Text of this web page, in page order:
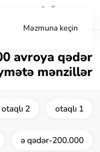
Məzmuna keçin
avroya qədər
mənzillər
1 otaqlı
2 otaqlı
200.000-ə qədər